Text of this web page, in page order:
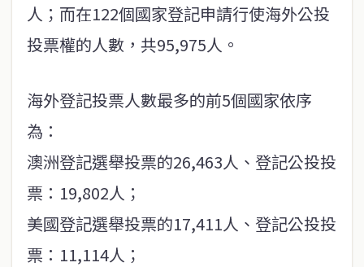
人；而在122個國家登記申請行使海外公投
投票權的人數，共95,975人。
海外登記投票人數最多的前5個國家依序
為：
澳洲登記選舉投票的26,463人、登記公投投
票：19,802人；
美國登記選舉投票的17,411人、登記公投投
票：11,114人；